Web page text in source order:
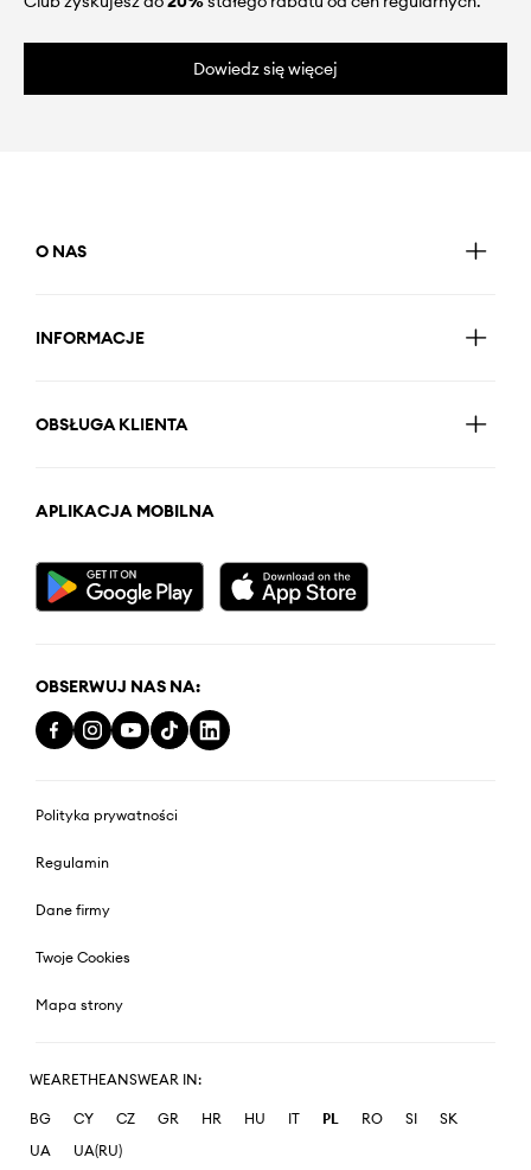
Dowiedz się więcej
O NAS
INFORMACJE
OBSŁUGA KLIENTA
APLIKACJA MOBILNA
OBSERWUJ NAS NA:
Polityka prywatności
Regulamin
Dane firmy
Twoje Cookies
Mapa strony
WEARETHEANSWEAR IN:
BG CY CZ GR HR HU IT PL RO SI
SK
UA
UA(RU)